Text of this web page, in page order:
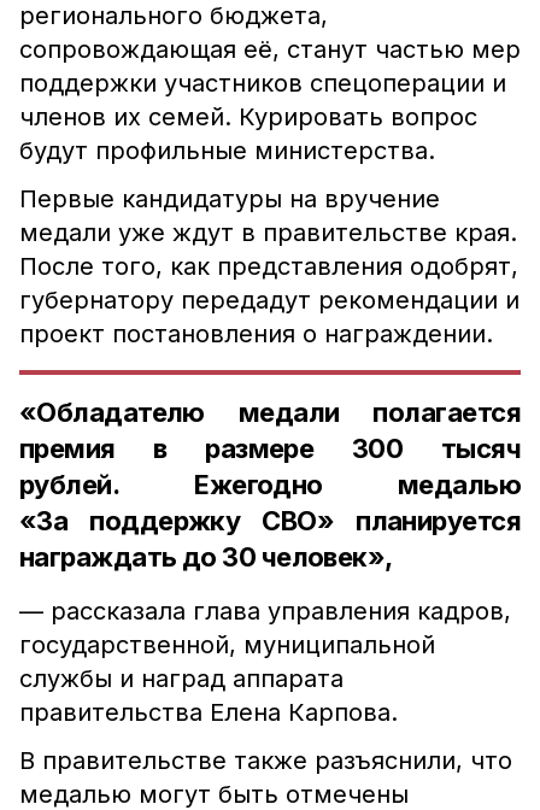
регионального бюджета,
сопровождающая её, станут частью мер
поддержки участников спецоперации и
членов их семей. Курировать вопрос
будут профильные министерства.
Первые кандидатуры на вручение
медали уже ждут в правительстве края.
После того, как представления одобрят,
губернатору передадут рекомендации и
проект постановления о награждении.
«Обладателю медали полагается
премия в размере 300 тысяч
рублей. Ежегодно медалью
«За поддержку СВО» планируется
награждать до 30 человек»,
— рассказала глава управления кадров,
государственной, муниципальной
службы и наград аппарата
правительства Елена Карпова.
В правительстве также разъяснили, что
медалью могут быть отмечены